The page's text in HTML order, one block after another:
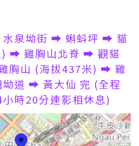
泉坳街 ➡️ 蝌蚪坪 ➡️ 貓
) ➡️ 雞胸山北脊 ➡️ 觀貓
胸山 (海拔437米) ➡️ 雞
道 ➡️ 黃大仙 完 (全程
時20分連影相休息)